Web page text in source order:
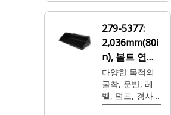
279-5377:
2,036mm(80i
n), 볼트 연결
식 커팅 엣지
다양한 목적의
굴착, 운반, 레
벨, 덤프, 경사
로 작업에 사용